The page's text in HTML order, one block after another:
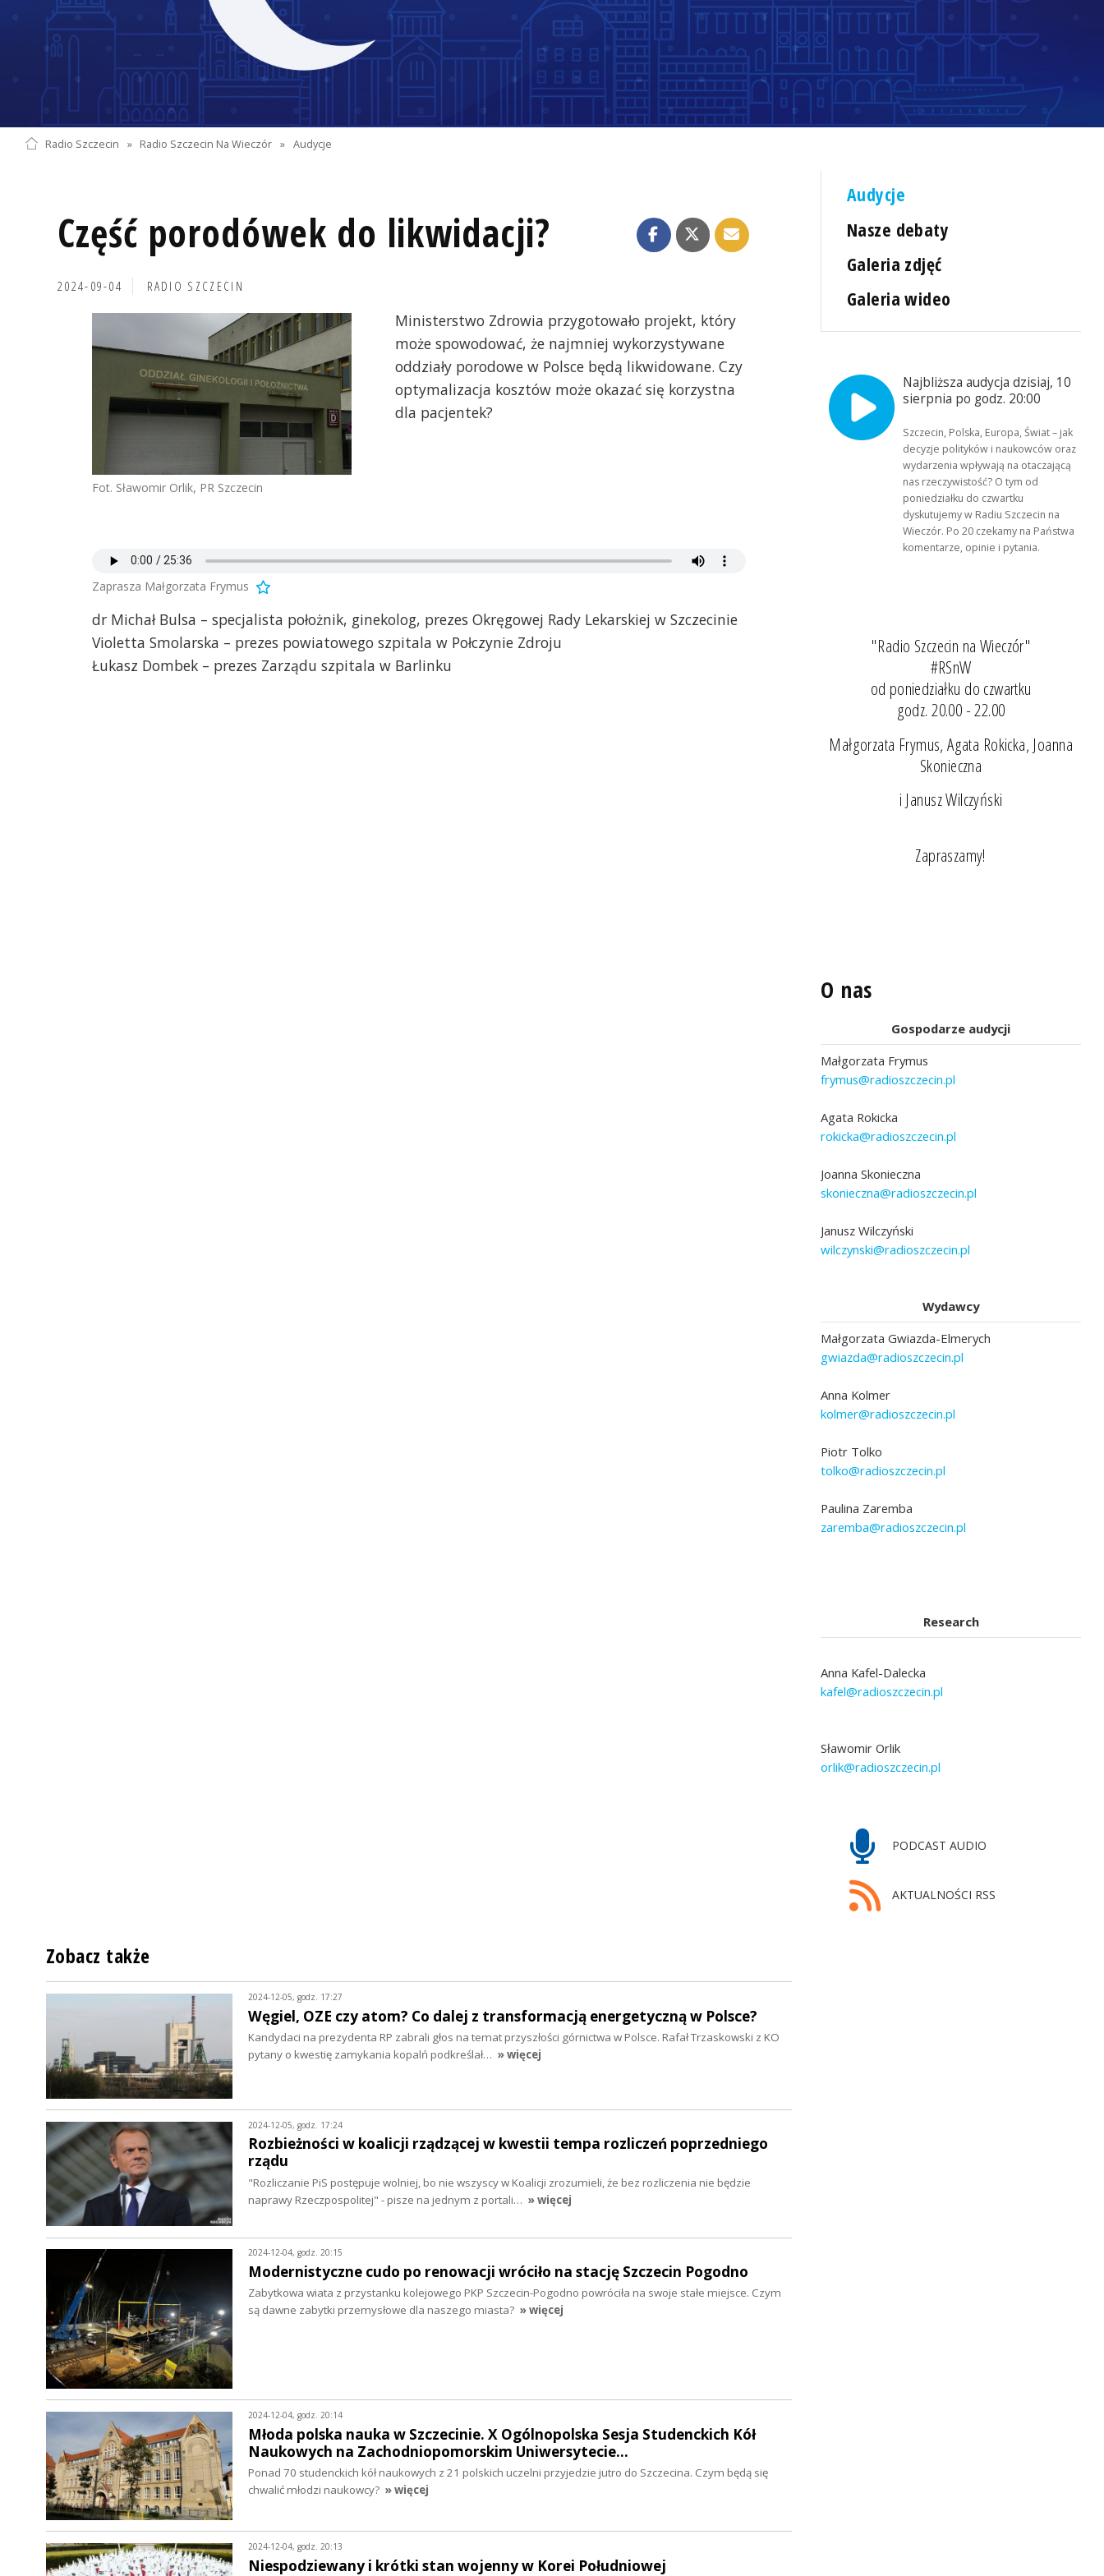
Radio Szczecin » Radio Szczecin Na Wieczór » Audycje
Część porodówek do likwidacji?
2024-09-04 RADIO SZCZECIN
Fot. Sławomir Orlik, PR Szczecin
Ministerstwo Zdrowia przygotowało projekt, który
może spowodować, że najmniej wykorzystywane
oddziały porodowe w Polsce będą likwidowane. Czy
optymalizacja kosztów może okazać się korzystna
dla pacjentek?
Zaprasza Małgorzata Frymus
dr Michał Bulsa – specjalista położnik, ginekolog, prezes Okręgowej Rady Lekarskiej w Szczecinie
Violetta Smolarska – prezes powiatowego szpitala w Połczynie Zdroju
Łukasz Dombek – prezes Zarządu szpitala w Barlinku
Audycje
Nasze debaty
Galeria zdjęć
Galeria wideo
Najbliższa audycja dzisiaj, 10
sierpnia po godz. 20:00
Szczecin, Polska, Europa, Świat – jak
decyzje polityków i naukowców oraz
wydarzenia wpływają na otaczającą
nas rzeczywistość? O tym od
poniedziałku do czwartku
dyskutujemy w Radiu Szczecin na
Wieczór. Po 20 czekamy na Państwa
komentarze, opinie i pytania.
"Radio Szczecin na Wieczór"
#RSnW
od poniedziałku do czwartku
godz. 20.00 - 22.00
Małgorzata Frymus, Agata Rokicka, Joanna
Skonieczna
i Janusz Wilczyński
Zapraszamy!
O nas
Gospodarze audycji
Małgorzata Frymus
frymus@radioszczecin.pl
Agata Rokicka
rokicka@radioszczecin.pl
Joanna Skonieczna
skonieczna@radioszczecin.pl
Janusz Wilczyński
wilczynski@radioszczecin.pl
Wydawcy
Małgorzata Gwiazda-Elmerych
gwiazda@radioszczecin.pl
Anna Kolmer
kolmer@radioszczecin.pl
Piotr Tolko
tolko@radioszczecin.pl
Paulina Zaremba
zaremba@radioszczecin.pl
Research
Anna Kafel-Dalecka
kafel@radioszczecin.pl
Sławomir Orlik
orlik@radioszczecin.pl
PODCAST AUDIO
AKTUALNOŚCI RSS
Zobacz także
2024-12-05, godz. 17:27
Węgiel, OZE czy atom? Co dalej z transformacją energetyczną w Polsce?
Kandydaci na prezydenta RP zabrali głos na temat przyszłości górnictwa w Polsce. Rafał Trzaskowski z KO
pytany o kwestię zamykania kopalń podkreślał… » więcej
2024-12-05, godz. 17:24
Rozbieżności w koalicji rządzącej w kwestii tempa rozliczeń poprzedniego
rządu
"Rozliczanie PiS postępuje wolniej, bo nie wszyscy w Koalicji zrozumieli, że bez rozliczenia nie będzie
naprawy Rzeczpospolitej" - pisze na jednym z portali… » więcej
2024-12-04, godz. 20:15
Modernistyczne cudo po renowacji wróciło na stację Szczecin Pogodno
Zabytkowa wiata z przystanku kolejowego PKP Szczecin-Pogodno powróciła na swoje stałe miejsce. Czym
są dawne zabytki przemysłowe dla naszego miasta? » więcej
2024-12-04, godz. 20:14
Młoda polska nauka w Szczecinie. X Ogólnopolska Sesja Studenckich Kół
Naukowych na Zachodniopomorskim Uniwersytecie…
Ponad 70 studenckich kół naukowych z 21 polskich uczelni przyjedzie jutro do Szczecina. Czym będą się
chwalić młodzi naukowcy? » więcej
2024-12-04, godz. 20:13
Niespodziewany i krótki stan wojenny w Korei Południowej